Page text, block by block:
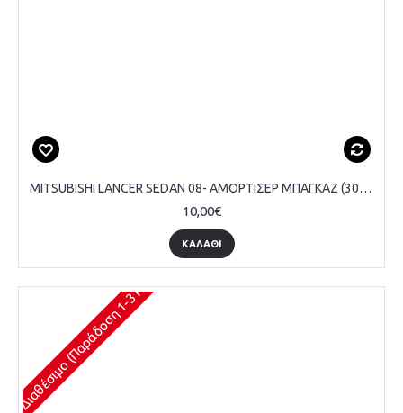
MITSUBISHI LANCER SEDAN 08- ΑΜΟΡΤΙΣΕΡ ΜΠΑΓΚΑΖ (300L-280N)
10,00€
ΚΑΛΆΘΙ
Διαθέσιμο (Παράδοση 1-3 Ημέρες)